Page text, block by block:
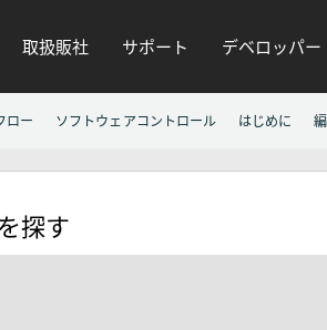
取扱販社 サポート デベロッパー
ロー ソフトウェアコントロール はじめに
探す